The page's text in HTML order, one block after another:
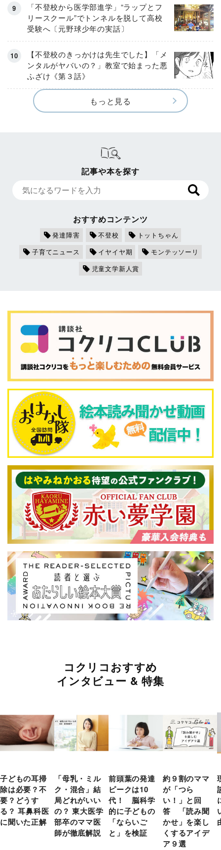
「不登校から医学部進学」“ラップとフ
リースクール”でトンネルを脱して高校
受験へ〔元野球少年の実話〕
【不登校のきっかけは先生でした】「メ
ンタルがヤバいの？」教室で始まった悪
ふざけ《第３話》
もっと見る
記事や本を探す
おすすめコンテンツ
発達障害 不登校
トットちゃん
子育てニュース
イヤイヤ期
モンテッソーリ
児童文学新人賞
コクリコおすすめ
インタビュー & 特集
子どもの耳掃
除は必要？不
要？どうす
る？ 耳鼻科医
に聞いた正解
「母乳・ミル
ク・混合」結
局どれがいい
の？ 東大医学
部卒のママ医
師が徹底解説
前頭葉の発達
ピークは10
代！ 脳科学
的に子どもの
「ならいご
と」を検証
約９割のママ
が「つら
い！」と回
答 「読み聞
かせ」を楽し
くするアイデ
ア９選